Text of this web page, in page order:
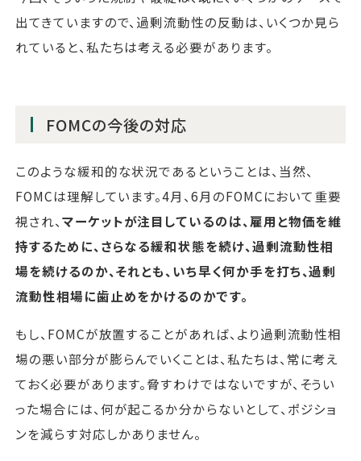
出てきていますので、過剰流動性の反動は、いくつか見ら
れていると、私たちは考える必要があります。
FOMCの今後の対応
このような緩和的な状況であるということは、当然、
FOMCは理解しています。4月、6月のFOMCにおいて重要
視され、 マーケットが注目しているのは、雇用と物価を維
持するために、さらなる緩和状態を続け、過剰流動性相
場を続けるのか、それとも、いち早く何か手を打ち、過剰
流動性相場に歯止めをかけるのかです。
もし、FOMCが放置することがあれば、より過剰流動性相
場の悪い部分が膨らんでいくことは、私たちは、常に考え
ておく必要があります。脅すわけではないですが、そうい
った場合には、何が起こるか分からないとして、ポジショ
ンを減らす対応しかありません。